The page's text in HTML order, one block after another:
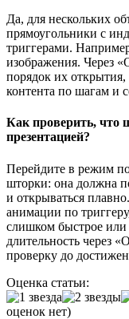
Да, для нескольких
прямоугольники с
триггерами.
изображения. Через
порядок их открытия,
контента по шагам и
Как проверить, что
презентацией?
Перейдите в режим
шторки: она должна
и открываться
анимации по
слишком быстрое или
длительность через
проверку до
Оценка статьи:
оценок нет)